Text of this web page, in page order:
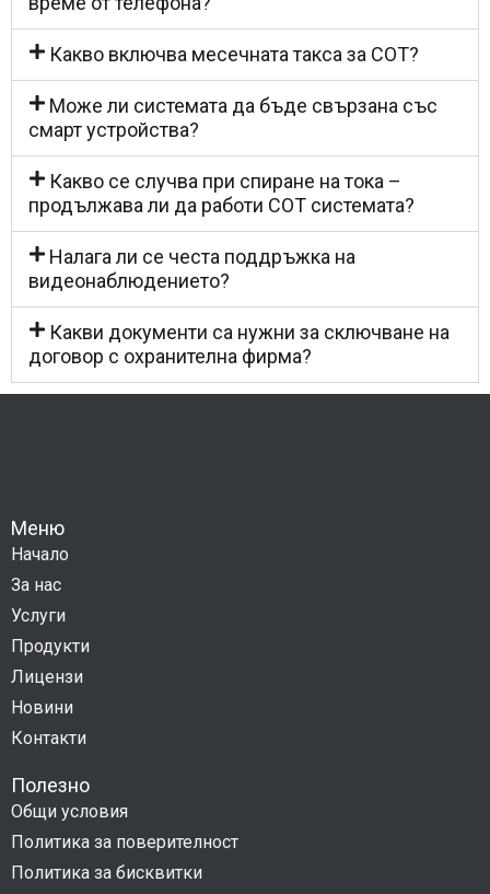
Какво включва месечната такса за СОТ?
Може ли системата да бъде свързана със
смарт устройства?
Какво се случва при спиране на тока –
продължава ли да работи СОТ системата?
Налага ли се честа поддръжка на
видеонаблюдението?
Какви документи са нужни за сключване на
договор с охранителна фирма?
Меню
Начало
За нас
Услуги
Продукти
Лицензи
Новини
Контакти
Полезно
Общи условия
Политика за поверителност
Политика за бисквитки